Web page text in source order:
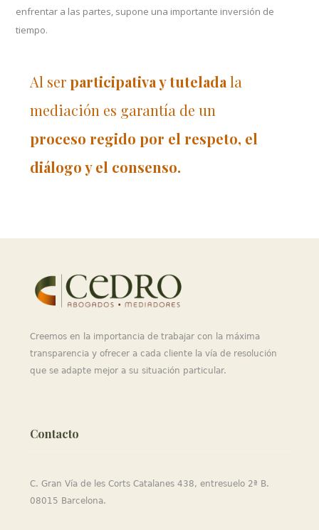
enfrentar a las partes, supone una importante inversión de
tiempo.
Al serparticipativa y tuteladala
mediación es garantía de un
proceso regido por el respeto, el
diálogo y el consenso.
Creemos en la importancia de trabajar con la máxima
transparencia y ofrecer a cada cliente la vía de resolución
que se adapte mejor a su situación particular.
Contacto
C. Gran Vía de les Corts Catalanes 438, entresuelo 2ª B.
08015 Barcelona.